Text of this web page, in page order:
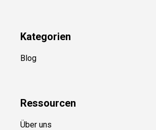
Kategorien
Blog
Ressourcen
Über uns